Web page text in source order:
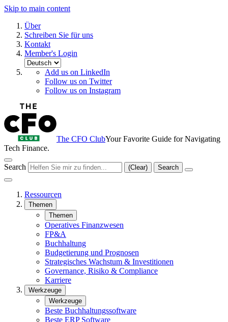
Skip to main content
Über
Schreiben Sie für uns
Kontakt
Member's Login
Add us on LinkedIn
Follow us on Twitter
Follow us on Instagram
The CFO ClubYour Favorite Guide for Navigating
Tech Finance.
Search (Clear) Search
Ressourcen
Themen
Themen
Operatives Finanzwesen
FP&A
Buchhaltung
Budgetierung und Prognosen
Strategisches Wachstum & Investitionen
Governance, Risiko & Compliance
Karriere
Werkzeuge
Werkzeuge
Beste Buchhaltungssoftware
Beste ERP Software